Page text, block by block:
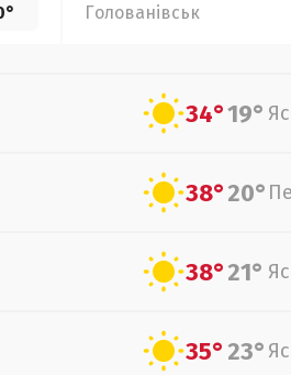
Голованівськ
34°19°
38°20°
38°21°
35°23°